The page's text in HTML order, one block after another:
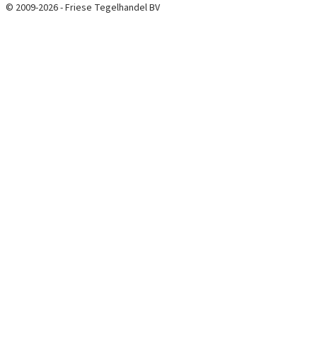
© 2009-2026 - Friese Tegelhandel BV